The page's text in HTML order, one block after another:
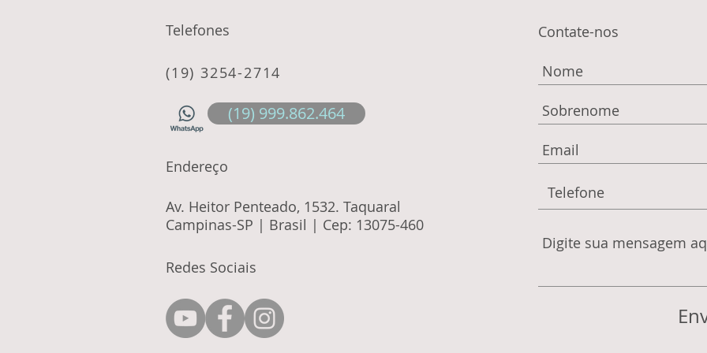
Contate-nos
Av. Heitor Penteado, 1532. Taquaral
Campinas-SP | Brasil | Cep: 13075-460
Telefones
(19) 3254-2714
Endereço
Redes Sociais
(19) 999.862.464